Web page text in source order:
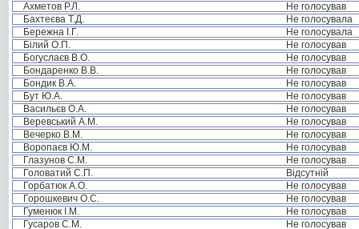
Ахметов Р.Л.
Не голосував
Бахтеєва Т.Д.
Не голосувала
Бережна І.Г.
Не голосувала
Білий О.П.
Не голосував
Богуслаєв В.О.
Не голосував
Бондаренко В.В.
Не голосував
Бондик В.А.
Не голосував
Бут Ю.А.
Не голосував
Васильєв О.А.
Не голосував
Веревський А.М.
Не голосував
Вечерко В.М.
Не голосував
Воропаєв Ю.М.
Не голосував
Глазунов С.М.
Не голосував
Головатий С.П.
Відсутній
Горбатюк А.О.
Не голосував
Горошкевич О.С.
Не голосував
Гуменюк І.М.
Не голосував
Гусаров С.М.
Не голосував